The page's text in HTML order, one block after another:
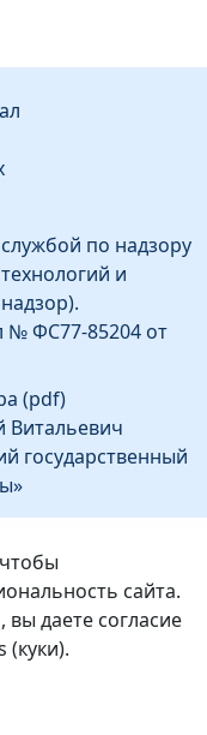
по надзору
и
№ ФС77-85204 от
(pdf)
Витальевич
государственный
бюджетное
образования
ул.
сайта.
даете согласие